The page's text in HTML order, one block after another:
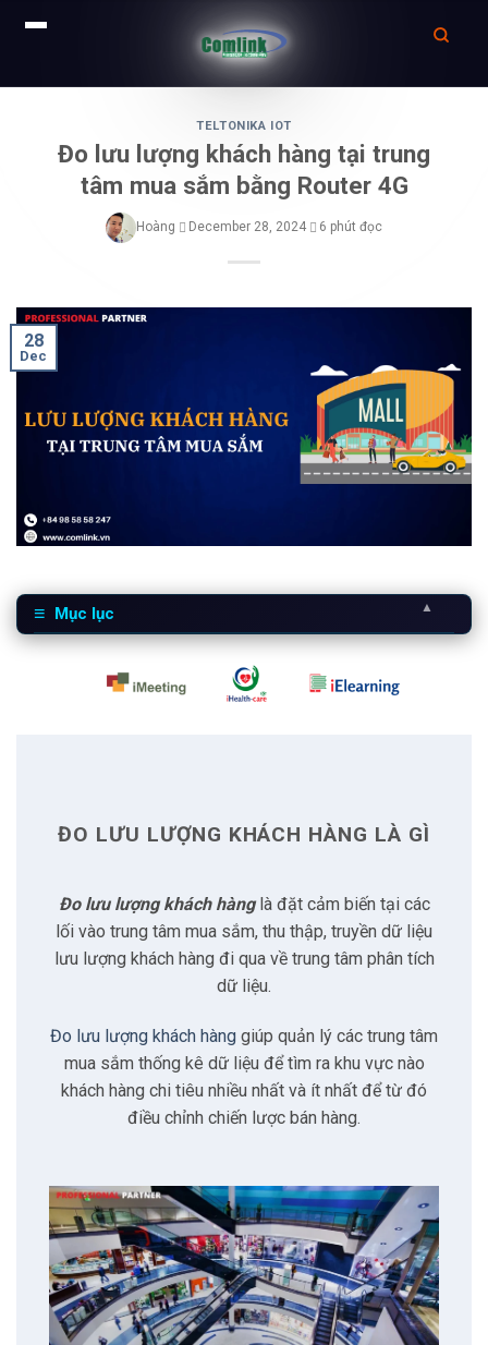
TELTONIKA IOT
Đo lưu lượng khách hàng tại trung
tâm mua sắm bằng Router 4G
Hoàng December 28, 2024 6 phút đọc
28
Dec
Mục lục ▲
Đo lưu lượng khách hàng là gì
Thách thức về kết nối
Phân tích dữ liệu phức tạp
3 Đặc điểm của giải pháp
Kết nối tốc độ cao với LTE Cat 6
3.3 Bảo mật nâng cao
3.4 Chức năng SIM kép
ĐO LƯU LƯỢNG KHÁCH HÀNG LÀ GÌ
Đo lưu lượng khách hànglà đặt cảm biến tại các
lối vào trung tâm mua sắm, thu thập, truyền dữ liệu
lưu lượng khách hàng đi qua về trung tâm phân tích
dữ liệu.
Đo lưu lượng khách hàng giúp quản lý các trung tâm
mua sắm thống kê dữ liệu để tìm ra khu vực nào
khách hàng chi tiêu nhiều nhất và ít nhất để từ đó
điều chỉnh chiến lược bán hàng.